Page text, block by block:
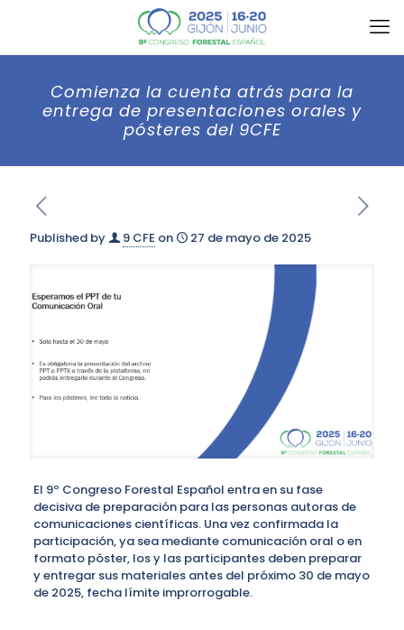
Comienza la cuenta atrás para la
entrega de presentaciones orales y
pósteres del 9CFE
Published by 9 CFE on 27 de mayo de 2025
El 9º Congreso Forestal Español entra en su fase
decisiva de preparación para las personas autoras de
comunicaciones científicas. Una vez confirmada la
participación, ya sea mediante comunicación oral o en
formato póster, los y las participantes deben preparar
y entregar sus materiales antes del próximo 30 de mayo
de 2025, fecha límite improrrogable.